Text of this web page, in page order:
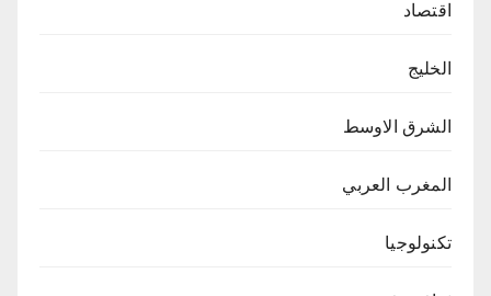
اقتصاد
الخليج
الشرق الاوسط
المغرب العربي
تكنولوجيا